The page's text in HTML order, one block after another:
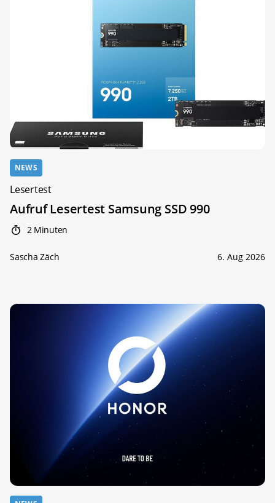
NEWS
Lesertest
Aufruf Lesertest Samsung SSD 990
2 Minuten
Sascha Zäch 6. Aug 2026